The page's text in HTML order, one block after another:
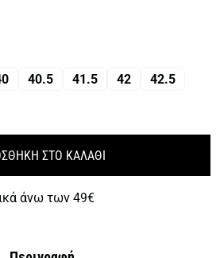
40.5 41.5 42
42.5
ΣΤΟ ΚΑΛΑΘΙ
άνω των 49€